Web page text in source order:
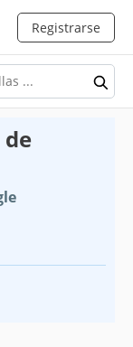
Registrarse